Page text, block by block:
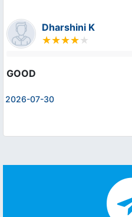
Dharshini K
GOOD
2026-07-30